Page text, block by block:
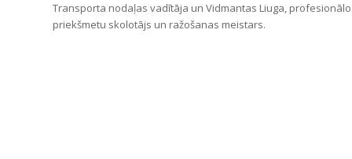
Transporta nodaļas vadītāja un Vidmantas Liuga, profesionālo
priekšmetu skolotājs un ražošanas meistars.